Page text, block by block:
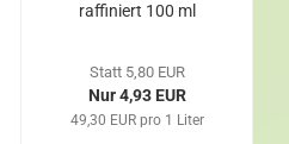
raffiniert 100 ml
Statt 5,80 EUR
Nur 4,93 EUR
49,30 EUR pro 1 Liter